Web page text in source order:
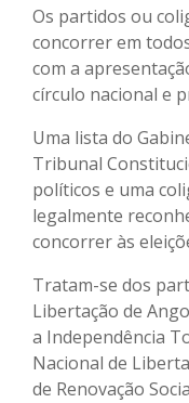
Os partidos ou
concorrer em
com a
círculo nacional e
Uma lista do
Tribunal
políticos e uma
legalmente
concorrer às
Tratam-se dos
Libertação de
a Independência
Nacional de
de Renovação